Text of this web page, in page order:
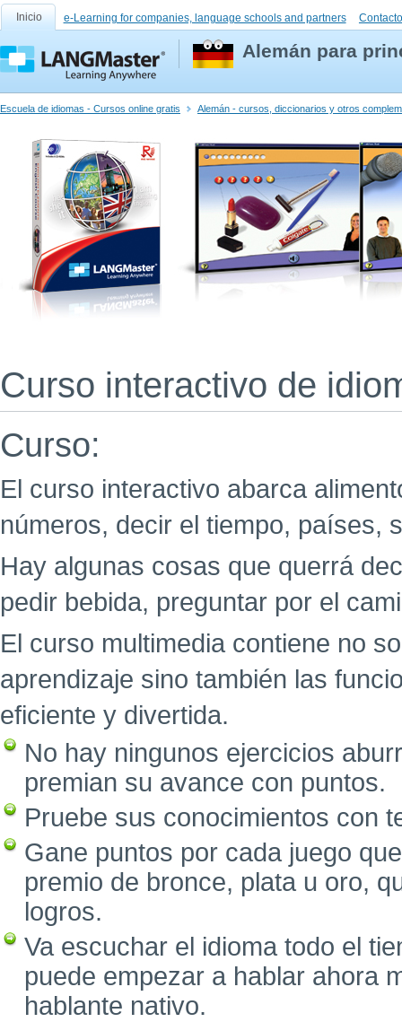
Inicio e-Learning for companies, language schools and partners Contacto
Alemán para
Escuela de idiomas - Cursos online gratis Alemán - cursos, diccionarios y otros
Curso interactivo de
Curso:
El curso interactivo abarca
números, decir el tiempo, países,
Hay algunas cosas que querrá
pedir bebida, preguntar por el
El curso multimedia contiene no
aprendizaje sino también las
eficiente y divertida.
No hay ningunos ejercicios
premian su avance con puntos.
Pruebe sus conocimientos con
Gane puntos por cada juego
premio de bronce, plata u oro,
logros.
Va escuchar el idioma todo el
puede empezar a hablar ahora
hablante nativo.